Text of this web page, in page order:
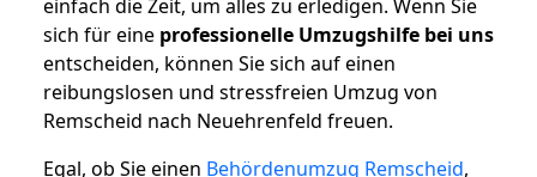
einfach die Zeit, um alles zu erledigen. Wenn Sie
sich für eine professionelle Umzugshilfe bei uns
entscheiden, können Sie sich auf einen
reibungslosen und stressfreien Umzug von
Remscheid nach Neuehrenfeld freuen.
Egal, ob Sie einen Behördenumzug Remscheid,